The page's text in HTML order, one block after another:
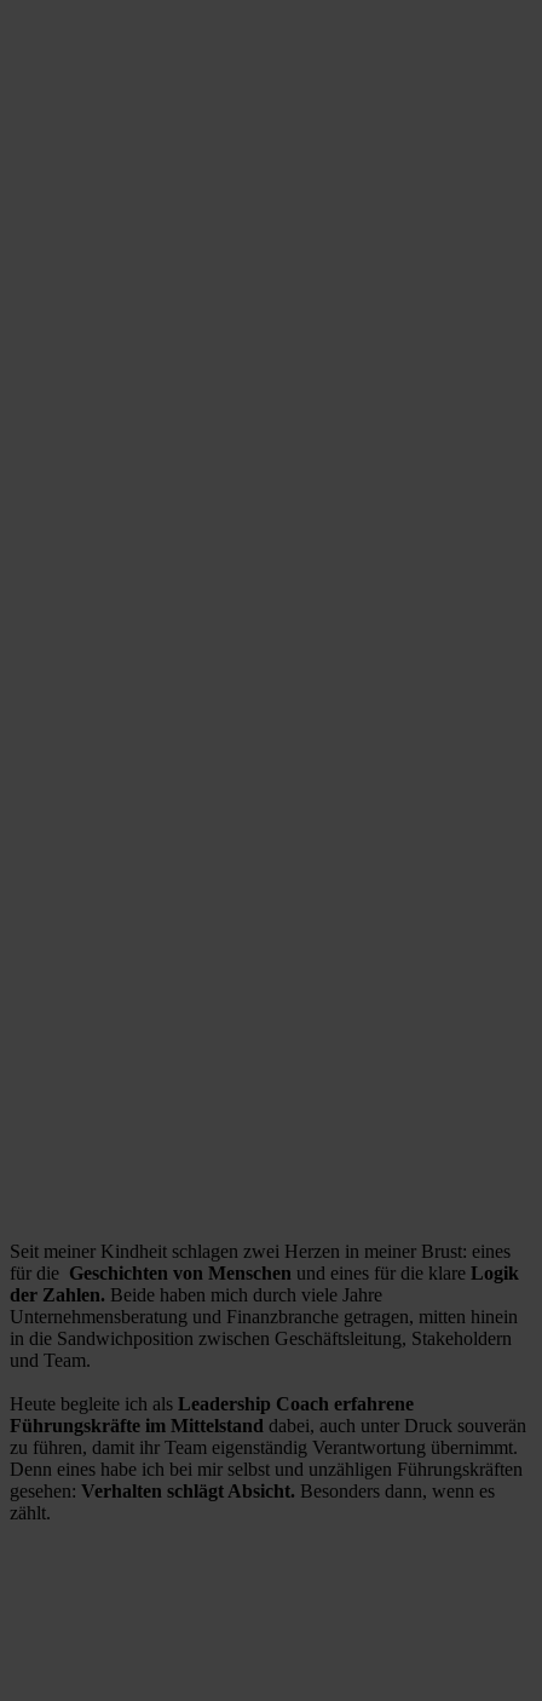
Seit meiner Kindheit schlagen zwei Herzen in meiner Brust: eines
für die Geschichten von Menschen und eines für die klare Logik
der Zahlen. Beide haben mich durch viele Jahre
Unternehmensberatung und Finanzbranche getragen, mitten hinein
in die Sandwichposition zwischen Geschäftsleitung, Stakeholdern
und Team.
Heute begleite ich als Leadership Coach erfahrene
Führungskräfte im Mittelstand dabei, auch unter Druck souverän
zu führen, damit ihr Team eigenständig Verantwortung übernimmt.
Denn eines habe ich bei mir selbst und unzähligen Führungskräften
gesehen: Verhalten schlägt Absicht. Besonders dann, wenn es
zählt.